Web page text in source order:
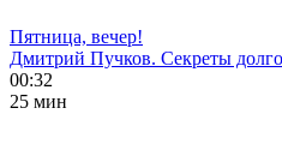
Пятница, вечер!
Дмитрий Пучков. Секреты
00:32
25 мин